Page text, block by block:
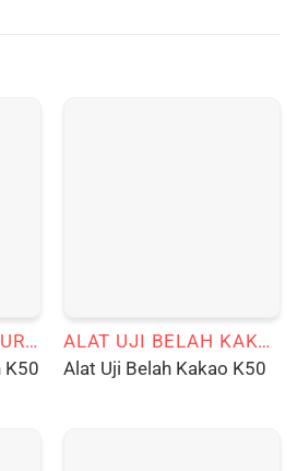
ALAT PEMBELAH DURIAN
K50
ALAT UJI BELAH KAKAO
Alat Uji Belah Kakao K50